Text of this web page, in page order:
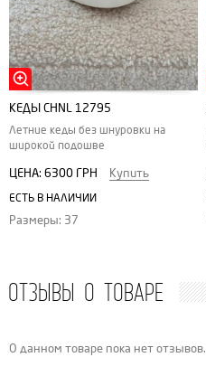
КЕДЫ CHNL 12795
Летние кеды без шнуровки на
широкой подошве
ЦЕНА: 6300 ГРН Купить
ЕСТЬ В НАЛИЧИИ
Размеры: 37
ОТЗЫВЫ О ТОВАРЕ
О данном товаре пока нет отзывов.